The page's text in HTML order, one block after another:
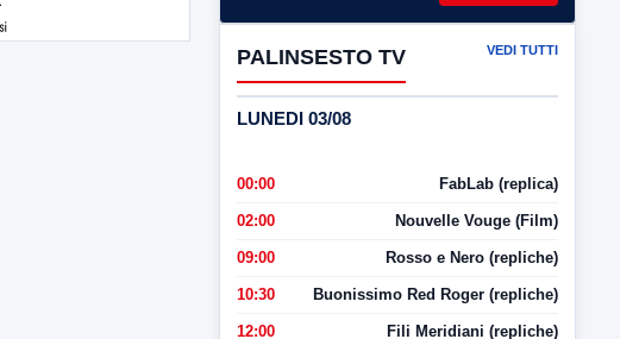
PALINSESTO TV VEDI TUTTI
LUNEDI 03/08
00:00 FabLab (replica)
02:00 Nouvelle Vouge (Film)
09:00 Rosso e Nero (repliche)
10:30 Buonissimo Red Roger (repliche)
12:00 Fili Meridiani (repliche)